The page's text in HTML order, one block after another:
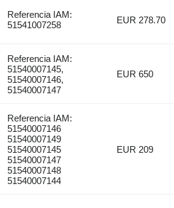
Referencia IAM:
51541007258
EUR 278.70
Referencia IAM:
51540007145,
51540007146,
51540007147
EUR 650
Referencia IAM:
51540007146
51540007149
51540007145
51540007147
51540007148
51540007144
EUR 209